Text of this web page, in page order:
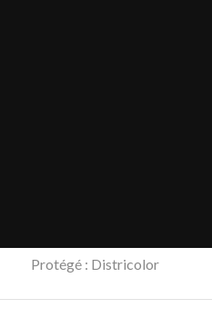
Protégé : Districolor